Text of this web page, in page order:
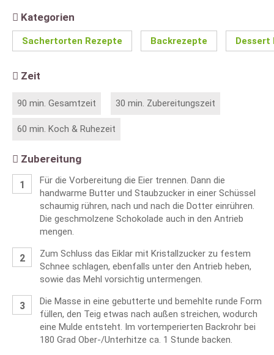
Kategorien
Sachertorten Rezepte Backrezepte Dessert
Zeit
90 min. Gesamtzeit 30 min. Zubereitungszeit
60 min. Koch & Ruhezeit
Zubereitung
Für die Vorbereitung die Eier trennen. Dann die
handwarme Butter und Staubzucker in einer Schüssel
schaumig rühren, nach und nach die Dotter einrühren.
Die geschmolzene Schokolade auch in den Antrieb
mengen.
Zum Schluss das Eiklar mit Kristallzucker zu festem
Schnee schlagen, ebenfalls unter den Antrieb heben,
sowie das Mehl vorsichtig untermengen.
Die Masse in eine gebutterte und bemehlte runde Form
füllen, den Teig etwas nach außen streichen, wodurch
eine Mulde entsteht. Im vortemperierten Backrohr bei
180 Grad Ober-/Unterhitze ca. 1 Stunde backen.